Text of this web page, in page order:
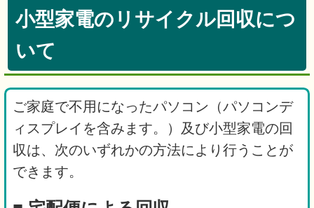
小型家電のリサイクル回収につ
いて
ご家庭で不用になったパソコン（パソコンデ
ィスプレイを含みます。）及び小型家電の回
収は、次のいずれかの方法により行うことが
できます。